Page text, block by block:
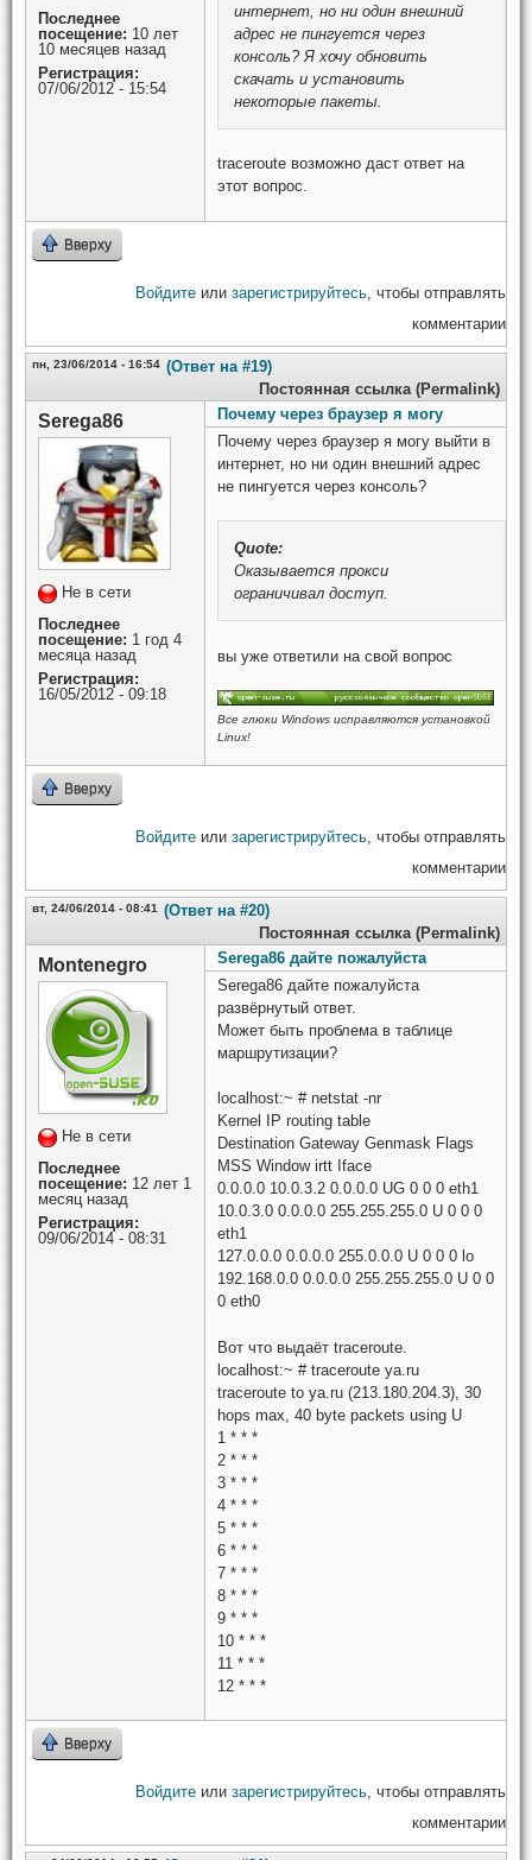
Последнее
посещение: 10 лет
10 месяцев назад
Регистрация:
07/06/2012 - 15:54
интернет, но ни один внешний
адрес не пингуется через
консоль? Я хочу обновить
скачать и установить
некоторые пакеты.
traceroute возможно даст ответ на
этот вопрос.
Вверху
Войдите или зарегистрируйтесь , чтобы отправлять
комментарии
пн, 23/06/2014 - 16:54 (Ответ на #19)
Постоянная ссылка (Permalink)
Serega86
Не в сети
Последнее
посещение: 1 год 4
месяца назад
Регистрация:
16/05/2012 - 09:18
Почему через браузер я могу
Почему через браузер я могу выйти в
интернет, но ни один внешний адрес
не пингуется через консоль?
Quote:
Оказывается прокси
ограничивал доступ.
вы уже ответили на свой вопрос
Все глюки Windows исправляются установкой
Linux!
Вверху
Войдите или зарегистрируйтесь , чтобы отправлять
комментарии
вт, 24/06/2014 - 08:41
(Ответ на #20)
Постоянная ссылка (Permalink)
Montenegro
Не в сети
Последнее
посещение: 12 лет 1
месяц назад
Регистрация:
09/06/2014 - 08:31
Serega86 дайте пожалуйста
Serega86 дайте пожалуйста
развёрнутый ответ.
Может быть проблема в таблице
маршрутизации?
localhost:~ # netstat -nr
Kernel IP routing table
Destination Gateway Genmask Flags
MSS Window irtt Iface
0.0.0.0 10.0.3.2 0.0.0.0 UG 0 0 0 eth1
10.0.3.0 0.0.0.0 255.255.255.0 U 0 0 0
eth1
127.0.0.0 0.0.0.0 255.0.0.0 U 0 0 0 lo
192.168.0.0 0.0.0.0 255.255.255.0 U 0 0
0 eth0
Вот что выдаёт traceroute.
localhost:~ # traceroute ya.ru
traceroute to ya.ru (213.180.204.3), 30
hops max, 40 byte packets using U
1 * * *
2 * * *
3 * * *
4 * * *
5 * * *
6 * * *
7 * * *
8 * * *
9 * * *
10 * * *
11 * * *
12 * * *
Вверху
Войдите или зарегистрируйтесь, чтобы отправлять
комментарии